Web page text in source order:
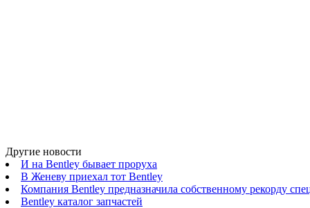
Другие новости
И на Bentley бывает проруха
В Женеву приехал тот Bentley
Компания Bentley предназначила собственному рекорду
Bentley каталог запчастей